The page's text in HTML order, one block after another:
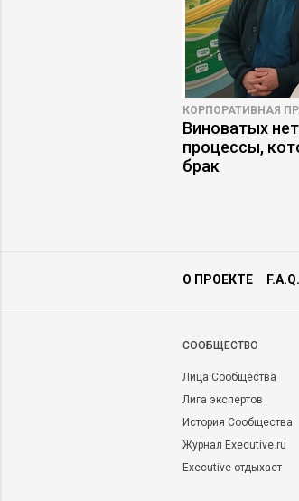
КОРПОРАТИВНАЯ
Виноватых
процессы,
брак
О ПРОЕКТЕ F.A.Q.
CООБЩЕСТВО
Лица Сообщества
Лига экспертов
История Сообщества
Журнал Executive.ru
Executive отдыхает